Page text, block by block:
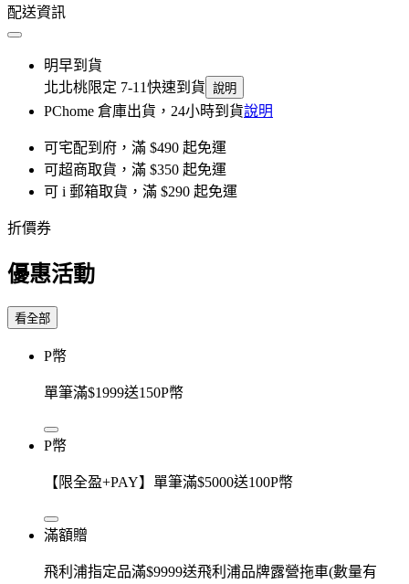
配送資訊
明早到貨
北北桃限定 7-11快速到貨 說明
PChome 倉庫出貨，24小時到貨說明
可宅配到府，滿 $490 起免運
可超商取貨，滿 $350 起免運
可 i 郵箱取貨，滿 $290 起免運
折價券
優惠活動
看全部
P幣
單筆滿$1999送150P幣
P幣
【限全盈+PAY】單筆滿$5000送100P幣
滿額贈
飛利浦指定品滿$9999送飛利浦品牌露營拖車(數量有